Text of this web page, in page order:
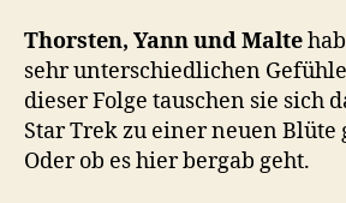
Thorsten, Yann und Malte
sehr unterschiedlichen
dieser Folge tauschen sie sich
Star Trek zu einer neuen
Oder ob es hier bergab geht.